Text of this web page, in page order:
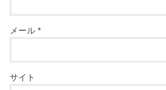
メール*
サイト